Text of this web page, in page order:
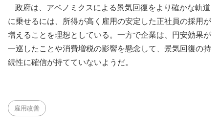
政府は、アベノミクスによる景気回復をより確かな軌道
に乗せるには、所得が高く雇用の安定した正社員の採用が
増えることを理想としている。一方で企業は、円安効果が
一巡したことや消費増税の影響を懸念して、景気回復の持
続性に確信が持てていないようだ。
雇用改善